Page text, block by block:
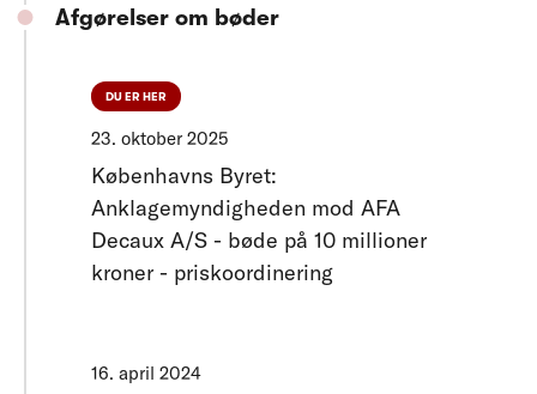
Afgørelser om bøder
DU ER HER
23. oktober 2025
Københavns Byret:
Anklagemyndigheden mod AFA
Decaux A/S - bøde på 10 millioner
kroner - priskoordinering
16. april 2024